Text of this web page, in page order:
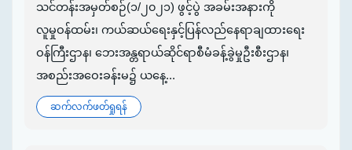
သင်တန်းအမှတ်စဉ်(၁/၂၀၂၁) ဖွင့်ပွဲ အခမ်းအနားကို
လူမှုဝန်ထမ်း၊ ကယ်ဆယ်ရေးနှင့်ပြန်လည်နေရာချထားရေး
ဝန်ကြီးဌာန၊ ဘေးအန္တရာယ်ဆိုင်ရာစီမံခန့်ခွဲမှုဦးစီးဌာန၊
အစည်းအဝေးခန်းမ၌ ယနေ့...
ဆက်လက်ဖတ်ရှုရန်